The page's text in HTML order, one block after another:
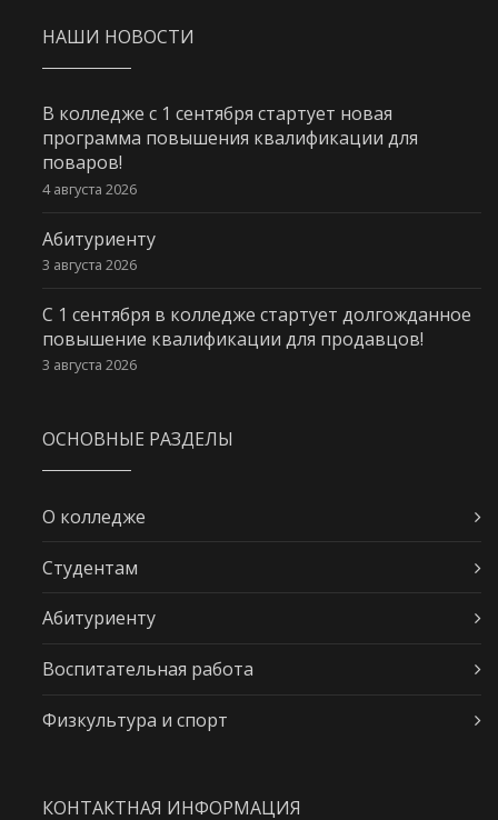
НАШИ НОВОСТИ
В колледже с 1 сентября стартует новая
программа повышения квалификации для
поваров!
4 августа 2026
Абитуриенту
3 августа 2026
С 1 сентября в колледже стартует долгожданное
повышение квалификации для продавцов!
3 августа 2026
ОСНОВНЫЕ РАЗДЕЛЫ
О колледже
Студентам
Абитуриенту
Воспитательная работа
Физкультура и спорт
КОНТАКТНАЯ ИНФОРМАЦИЯ